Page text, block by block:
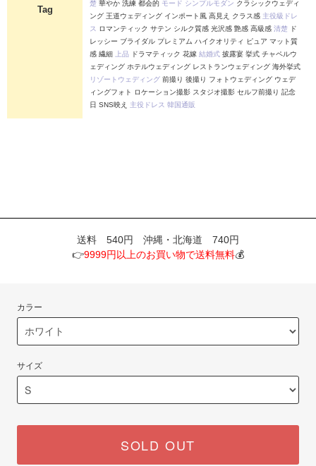
Tag
楚 華やか 洗練 都会的 モード シンプルモダン クラシックウェディ
ング 王道ウェディング インポート風 高見え クラス感 主役級ドレ
ス
ロマンティック サテン シルク質感 光沢感 艶感 高級感 清楚 ド
レッシー ブライダル プレミアム ハイクオリティ ピュア マット質
感 繊細
上品 ドラマティック 花嫁 結婚式 披露宴 挙式 チャペルウ
ェディング ホテルウェディング レストランウェディング 海外挙式
リゾートウェディング 前撮り 後撮り フォトウェディング ウェデ
ィングフォト ロケーション撮影 スタジオ撮影 セルフ前撮り 記念
日 SNS映え 主役ドレス 韓国通販
送料 540円 沖縄・北海道 740円
👉9999円以上のお買い物で送料無料💰
カラー
サイズ
SOLD OUT